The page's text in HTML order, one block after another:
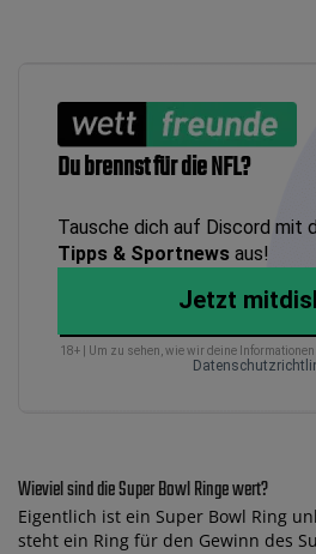
Du brennst für die NFL?
Tausche dich auf Discord mit
Tipps & Sportnews aus!
Jetzt
18+ | Um zu sehen, wie wir deine
Wieviel sind die Super Bowl Ringe wert?
Eigentlich ist ein Super Bowl Ring
steht ein Ring für den Gewinn des